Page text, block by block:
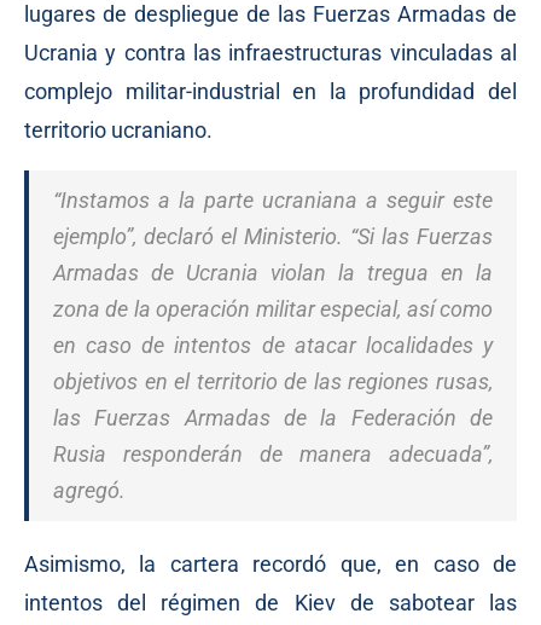
lugares de despliegue de las Fuerzas Armadas de
Ucrania y contra las infraestructuras vinculadas al
complejo militar-industrial en la profundidad del
territorio ucraniano.
“Instamos a la parte ucraniana a seguir este
ejemplo”, declaró el Ministerio. “Si las Fuerzas
Armadas de Ucrania violan la tregua en la
zona de la operación militar especial, así como
en caso de intentos de atacar localidades y
objetivos en el territorio de las regiones rusas,
las Fuerzas Armadas de la Federación de
Rusia responderán de manera adecuada”,
agregó.
Asimismo, la cartera recordó que, en caso de
intentos del régimen de Kiev de sabotear las